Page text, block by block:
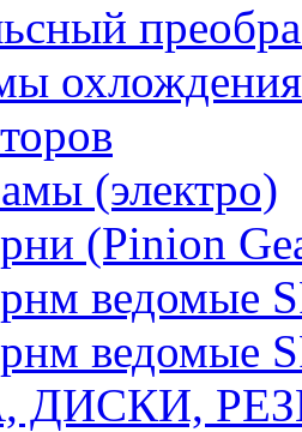
охлождения
(электро)
(Pinion
ведомые
ведомые
ДИСКИ,